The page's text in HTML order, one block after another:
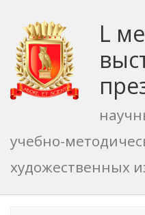
L
учебно-
художественных